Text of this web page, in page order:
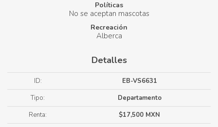
Políticas
No se aceptan mascotas
Recreación
Alberca
Detalles
ID:
EB-VS6631
Tipo:
Departamento
Renta:
$17,500 MXN